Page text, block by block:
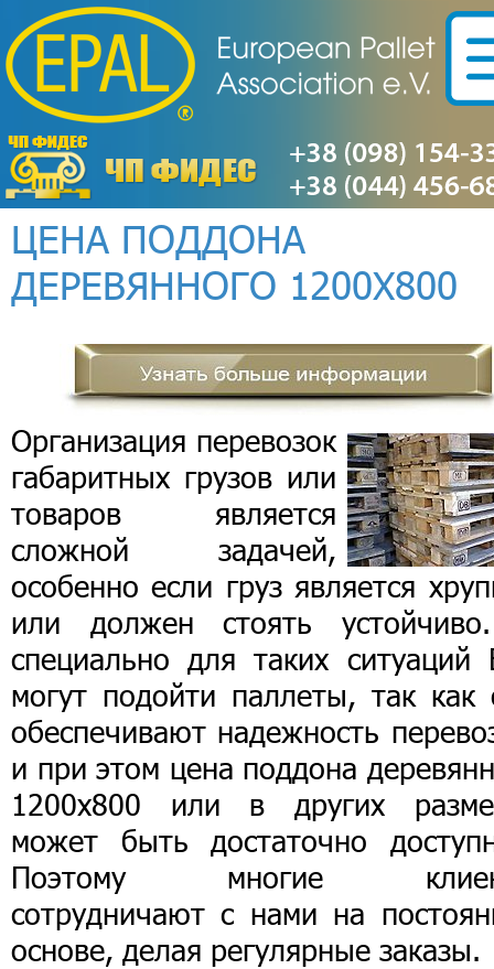
ЦЕНА ПОДДОНА
ДЕРЕВЯННОГО 1200Х800
Организация перевозок
габаритных грузов или
товаров является
сложной задачей,
особенно если груз является
или должен стоять
специально для таких ситуаций
могут подойти паллеты, так как
обеспечивают надежность
и при этом цена поддона
1200х800 или в других
может быть достаточно
Поэтому многие
сотрудничают с нами на
основе, делая регулярные заказы.